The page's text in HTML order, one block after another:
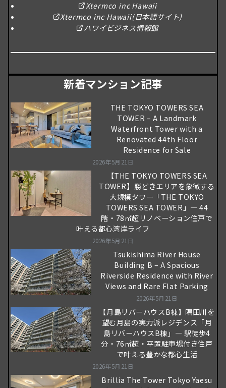
Xtermco inc Hawaii
Xtermco inc Hawaii(日本語サイト)
ハワイビジネス情報館
新着マンション記事
THE TOKYO TOWERS SEA
TOWER – A Landmark
Waterfront Tower with a
Renovated 44th Floor
Residence for Sale
2026年5月21日
【THE TOKYO TOWERS SEA
TOWER】勝どきエリアを象徴する
大規模タワー「THE TOKYO
TOWERS SEA TOWER」― 44
階・78㎡超リノベーション住戸で
叶える都心湾岸ライフ
2026年5月21日
Tsukishima River House
Building B – A Spacious
Riverside Residence with River
Views and Rare Flat Parking
2026年5月21日
【月島リバーハウスB棟】隅田川を
望む月島の実力派レジデンス「月
島リバーハウスB棟」― 駅徒歩4
分・76㎡超・平置駐車場付き住戸
で叶える豊かな都心生活
2026年5月21日
Brillia The Tower Tokyo Yaesu